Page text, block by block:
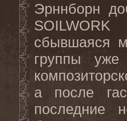
Эрннборн
SOILWORK
сбывшаяся
группы
а после
последние